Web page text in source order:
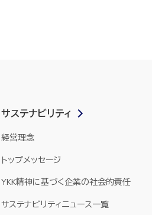
サステナビリティ
経営理念
トップメッセージ
YKK精神に基づく企業の社会的責任
サステナビリティニュース一覧